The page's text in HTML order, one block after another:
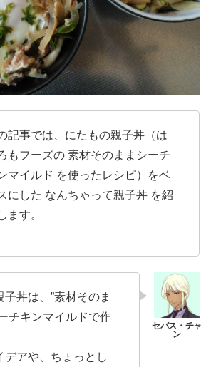
記事では、にたもの親子丼（は
もフーズの 素材そのままシーチ
マイルド を使ったレシピ）をベ
にした なんちゃって親子丼 を紹
ます。
丼は、”素材そのま
チキンマイルドで作
デアや、ちょっとし